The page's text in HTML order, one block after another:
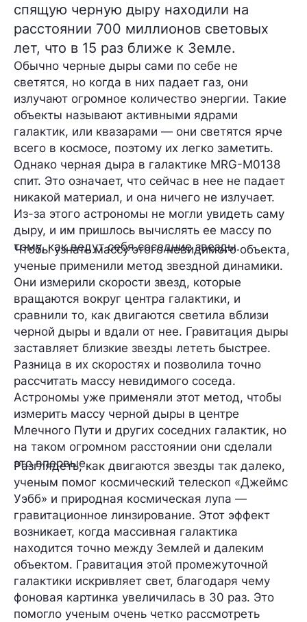
спящую черную дыру находили на
расстоянии 700 миллионов световых
лет, что в 15 раз ближе к Земле.
Обычно черные дыры сами по себе не
светятся, но когда в них падает газ, они
излучают огромное количество энергии. Такие
объекты называют активными ядрами
галактик, или квазарами — они светятся ярче
всего в космосе, поэтому их легко заметить.
Однако черная дыра в галактике MRG-M0138
спит. Это означает, что сейчас в нее не падает
никакой материал, и она ничего не излучает.
Из-за этого астрономы не могли увидеть саму
дыру, и им пришлось вычислять ее массу по
тому, как ведут себя соседние звезды.
Чтобы узнать массу этого невидимого объекта,
ученые применили метод звездной динамики.
Они измерили скорости звезд, которые
вращаются вокруг центра галактики, и
сравнили то, как двигаются светила вблизи
черной дыры и вдали от нее. Гравитация дыры
заставляет близкие звезды лететь быстрее.
Разница в их скоростях и позволила точно
рассчитать массу невидимого соседа.
Астрономы уже применяли этот метод, чтобы
измерить массу черной дыры в центре
Млечного Пути и других соседних галактик, но
на таком огромном расстоянии они сделали
это впервые.
Разглядеть, как двигаются звезды так далеко,
ученым помог космический телескоп «Джеймс
Уэбб» и природная космическая лупа —
гравитационное линзирование. Этот эффект
возникает, когда массивная галактика
находится точно между Землей и далеким
объектом. Гравитация этой промежуточной
галактики искривляет свет, благодаря чему
фоновая картинка увеличилась в 30 раз. Это
помогло ученым очень четко рассмотреть